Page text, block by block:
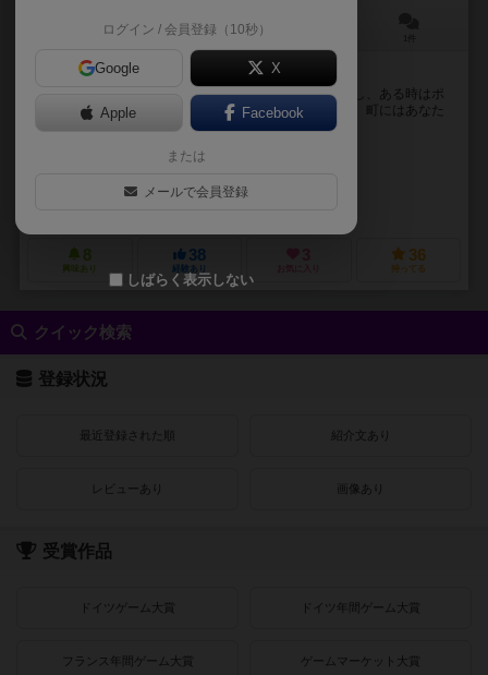
10分前後
変装強奪カードゲーム
あなたは、町一番の大泥棒。 普段は市民として身を隠し、ある時はポ
リスに、ある時はギャングに変装してお金を盗みます。 町にはあなた
以外の泥棒もいるので、盗み盗まれ大金持ちに...
8
興味あり
38
経験あり お気に入り
36
持ってる
クイック検索
登録状況
最近登録された順 紹介文あり
レビューあり 画像あり
受賞作品
ドイツゲーム大賞 ドイツ年間ゲーム大賞
フランス年間ゲーム大賞 ゲームマーケット大賞
ログイン / 会員登録（10秒）
Google X
Apple Facebook
または
メールで会員登録
しばらく表示しない